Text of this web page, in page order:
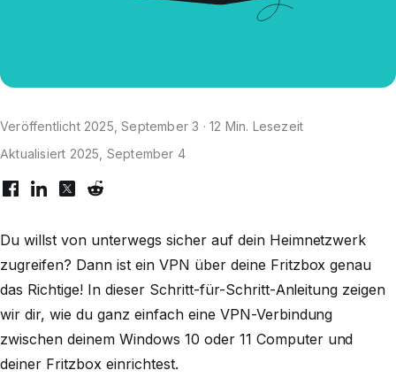
Veröffentlicht 2025, September 3 · 12 Min. Lesezeit
Aktualisiert 2025, September 4
Du willst von unterwegs sicher auf dein Heimnetzwerk
zugreifen? Dann ist ein VPN über deine Fritzbox genau
das Richtige! In dieser Schritt-für-Schritt-Anleitung zeigen
wir dir, wie du ganz einfach eine VPN-Verbindung
zwischen deinem Windows 10 oder 11 Computer und
deiner Fritzbox einrichtest.